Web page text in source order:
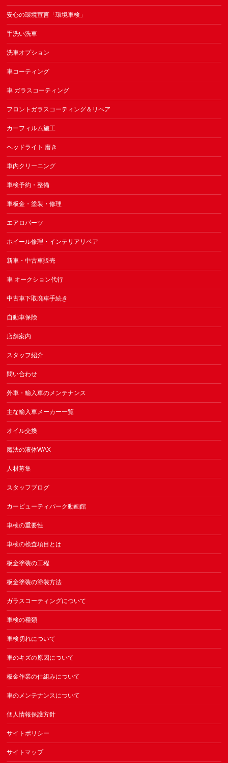
安心の環境宣言「環境車検」
手洗い洗車
洗車オプション
車コーティング
車 ガラスコーティング
フロントガラスコーティング＆リペア
カーフィルム施工
ヘッドライト 磨き
車内クリーニング
車検予約・整備
車板金・塗装・修理
エアロパーツ
ホイール修理・インテリアリペア
新車・中古車販売
車 オークション代行
中古車下取廃車手続き
自動車保険
店舗案内
スタッフ紹介
問い合わせ
外車・輸入車のメンテナンス
主な輸入車メーカー一覧
オイル交換
魔法の液体WAX
人材募集
スタッフブログ
カービューティパーク動画館
車検の重要性
車検の検査項目とは
板金塗装の工程
板金塗装の塗装方法
ガラスコーティングについて
車検の種類
車検切れについて
車のキズの原因について
板金作業の仕組みについて
車のメンテナンスについて
個人情報保護方針
サイトポリシー
サイトマップ